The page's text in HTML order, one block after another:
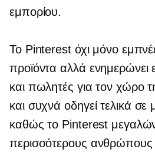
εμπορίου.
Το Pinterest όχι μόνο
προϊόντα αλλά ενημερώνει
και πωλητές για τον χώρο
και συχνά οδηγεί τελικά
καθώς το Pinterest
περισσότερους ανθρώπους